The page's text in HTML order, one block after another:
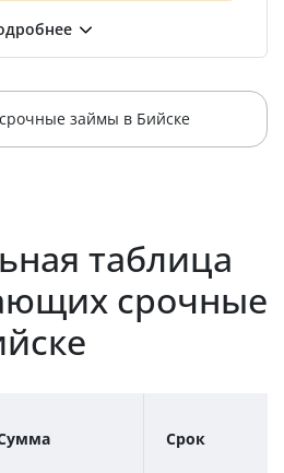
займы в Бийске
таблица
срочные
Срок